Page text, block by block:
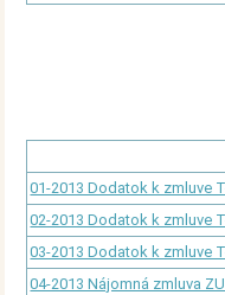
01-2013 Dodatok k zmluve
02-2013 Dodatok k zmluve
03-2013 Dodatok k zmluve
04-2013 Nájomná zmluva